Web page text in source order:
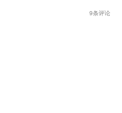
9条评论